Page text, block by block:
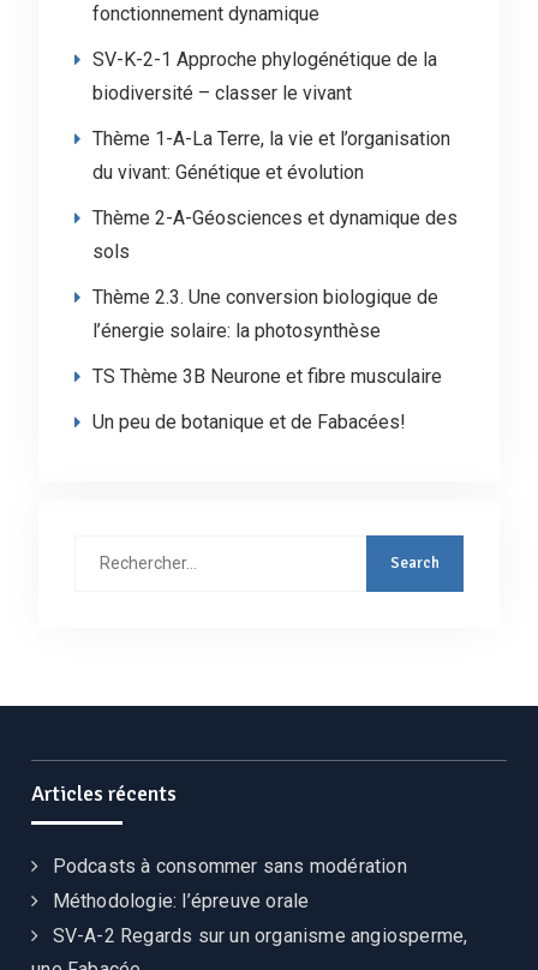
fonctionnement dynamique
SV-K-2-1 Approche phylogénétique de la
biodiversité – classer le vivant
Thème 1-A-La Terre, la vie et l’organisation
du vivant: Génétique et évolution
Thème 2-A-Géosciences et dynamique des
sols
Thème 2.3. Une conversion biologique de
l’énergie solaire: la photosynthèse
TS Thème 3B Neurone et fibre musculaire
Un peu de botanique et de Fabacées!
Articles récents
Podcasts à consommer sans modération
Méthodologie: l’épreuve orale
SV-A-2 Regards sur un organisme angiosperme,